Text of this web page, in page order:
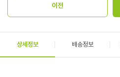
상세정보 배송정보